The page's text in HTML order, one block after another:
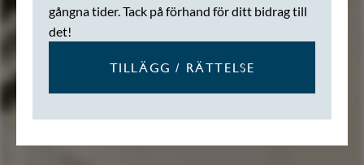
gångna tider. Tack på förhand för ditt bidrag till
det!
TILLÄGG / RÄTTELSE